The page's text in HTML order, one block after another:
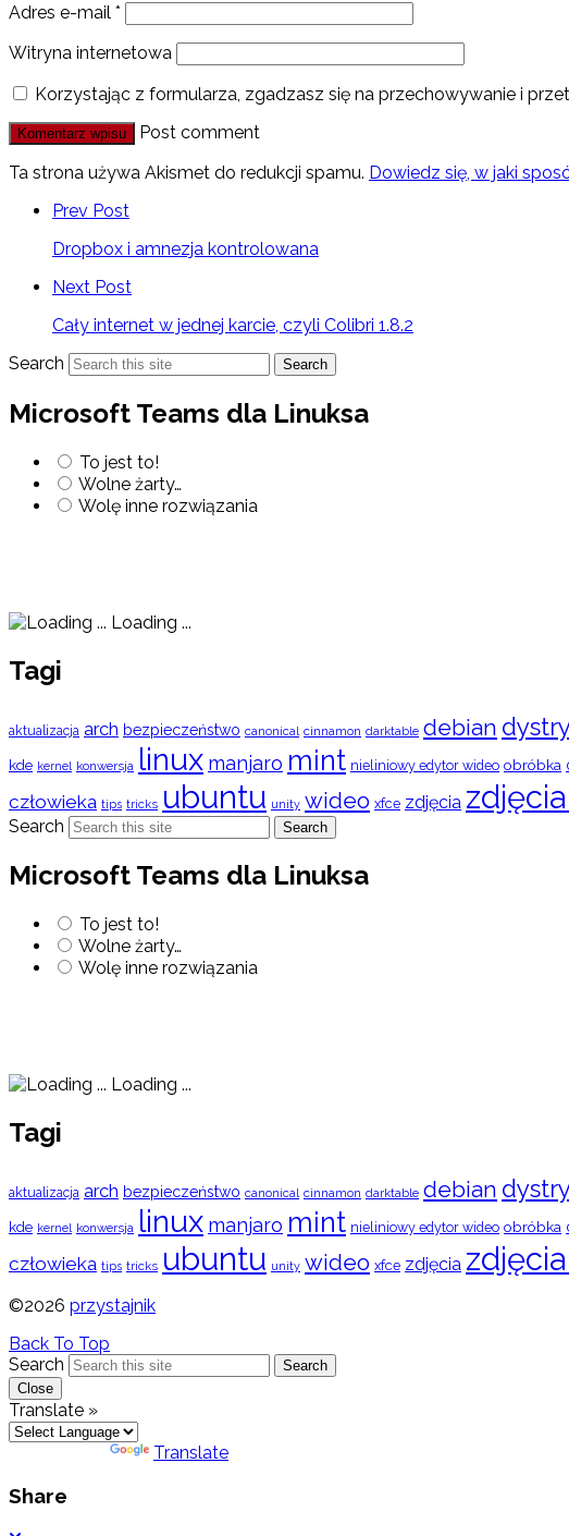
Adres e-mail *
Witryna internetowa
Korzystając z formularza, zgadzasz się na przechowywanie i
Post comment
Ta strona używa Akismet do redukcji spamu. Dowiedz się, w jaki
Prev Post
Dropbox i amnezja kontrolowana
Next Post
Cały internet w jednej karcie, czyli Colibri 1.8.2
Search
Search
Microsoft Teams dla Linuksa
To jest to!
Wolne żarty…
Wolę inne rozwiązania
Loading ...
Tagi
aktualizacja arch bezpieczeństwo canonical cinnamon darktable debian
kde kernel konwersja linux manjaro mint nieliniowy edytor wideo obróbka
człowieka tips tricks ubuntu unity wideo xfce zdjęcia
Search Search
Microsoft Teams dla Linuksa
To jest to!
Wolne żarty…
Wolę inne rozwiązania
Loading ...
Tagi
aktualizacja arch bezpieczeństwo canonical cinnamon darktable debian
kde kernel konwersja linux manjaro mint nieliniowy edytor wideo obróbka
człowieka tips tricks ubuntu unity wideo xfce zdjęcia
©2026 przystajnik
Back To Top
Search
Search
Close
Translate »
Translate
Share